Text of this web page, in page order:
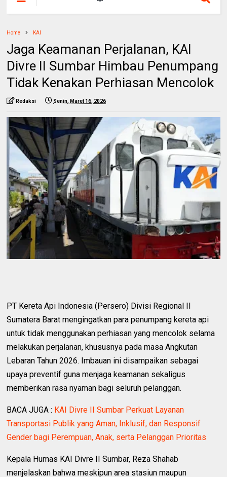
Home KAI
Jaga Keamanan Perjalanan, KAI
Divre II Sumbar Himbau Penumpang
Tidak Kenakan Perhiasan Mencolok
Redaksi Senin, Maret 16, 2026
PT Kereta Api Indonesia (Persero) Divisi Regional II
Sumatera Barat mengingatkan para penumpang kereta api
untuk tidak menggunakan perhiasan yang mencolok selama
melakukan perjalanan, khususnya pada masa Angkutan
Lebaran Tahun 2026. Imbauan ini disampaikan sebagai
upaya preventif guna menjaga keamanan sekaligus
memberikan rasa nyaman bagi seluruh pelanggan.
BACA JUGA : KAI Divre II Sumbar Perkuat Layanan
Transportasi Publik yang Aman, Inklusif, dan Responsif
Gender bagi Perempuan, Anak, serta Pelanggan Prioritas
Kepala Humas KAI Divre II Sumbar, Reza Shahab
menjelaskan bahwa meskipun area stasiun maupun